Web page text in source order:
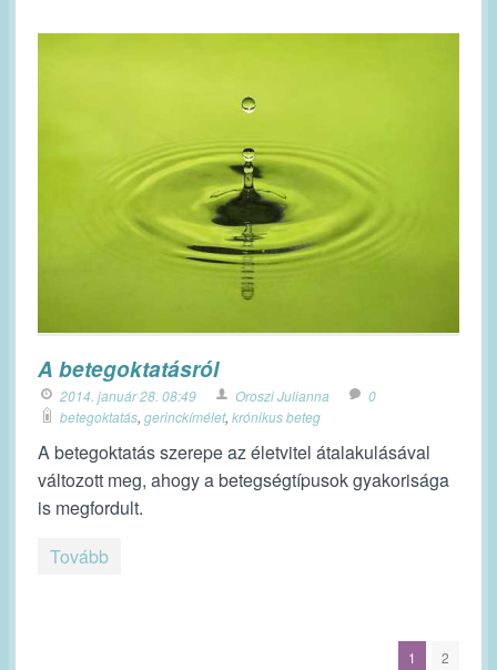
A betegoktatásról
2014. január 28. 08:49 Oroszi Julianna
0
betegoktatás, gerinckímélet, krónikus beteg
A betegoktatás szerepe az életvitel átalakulásával
változott meg, ahogy a betegségtípusok gyakorisága
is megfordult.
Tovább
1 2